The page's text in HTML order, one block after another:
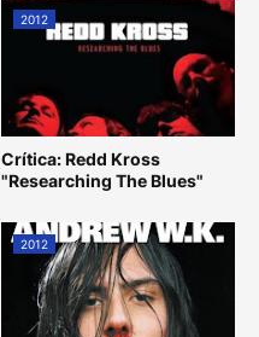
2012
Crítica: Redd Kross
"Researching The Blues"
2012